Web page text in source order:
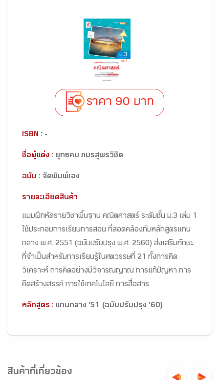
ราคา 90 บาท
ISBN : -
ชื่อผู้แต่ง : ยุทธคม ภมรสุพรวิชิต
ฉบับ : จัดพิมพ์เอง
รายละเอียดสินค้า
แบบฝึกหัดรายวิชาพื้นฐาน คณิตศาสตร์ ระดับชั้น ม.3 เล่ม 1
ใช้ประกอบการเรียนการสอน ที่สอดคล้องกับหลักสูตรแกน
กลาง พ.ศ. 2551 (ฉบับปรับปรุง พ.ศ. 2560) ส่งเสริมทักษะ
ที่จำเป็นสำหรับการเรียนรู้ในศตวรรษที่ 21 ทั้งการคิด
วิเคราะห์ การคิดอย่างมีวิจารณญาณ การแก้ปัญหา การ
คิดสร้างสรรค์ การใช้เทคโนโลยี การสื่อสาร
หลักสูตร : แกนกลาง '51 (ฉบับปรับปรุง '60)
สินค้าที่เกี่ยวข้อง